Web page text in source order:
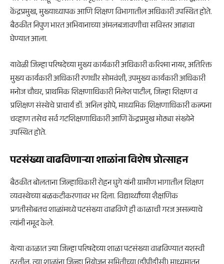
केंद्रप्रमुख, मुख्याध्यापक आणि शिक्षण विभागातील अधिकारी उपस्थित होते.
बैठकीत निपुण भारत अभियानाच्या अंमलबजावणीचा सविस्तर आढावा
घेण्यात आला.
यावेळी जिल्हा परिषदेच्या मुख्य कार्यकारी अधिकारी करिश्मा नायर, अतिरिक्त
मुख्य कार्यकारी अधिकारी रणधीर सोमवंशी, उपमुख्य कार्यकारी अधिकारी
मनोज चौधर, प्राथमिक शिक्षणाधिकारी निलेश पाटील, जिल्हा शिक्षण व
प्रशिक्षण संस्थेचे प्राचार्य डॉ. अनिल झोपे, माध्यमिक शिक्षणाधिकारी कल्पना
चव्हाण तसेच सर्व गटशिक्षणाधिकारी आणि केंद्रप्रमुख मोठ्या संख्येने
उपस्थित होते.
पटसंख्या वाढविणाऱ्या शाळांना विशेष प्रोत्साहन
बैठकीत बोलताना जिल्हाधिकारी रोहन घुगे यांनी ग्रामीण भागातील शिक्षण
व्यवस्थेच्या बळकटीकरणावर भर दिला. विद्यार्थ्यांच्या शैक्षणिक
प्रगतीसोबतच शाळांमध्ये पटसंख्या वाढविणे ही काळाची गरज असल्याचे
त्यांनी नमूद केले.
येत्या काळात ज्या जिल्हा परिषदेच्या शाळा पटसंख्या वाढविण्यात यशस्वी